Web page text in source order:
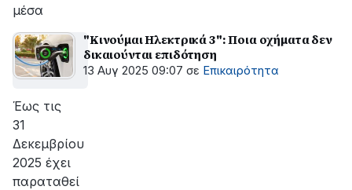
μέσα
"Κινούμαι Ηλεκτρικά 3": Ποια οχήματα δεν
δικαιούνται επιδότηση
13 Αυγ 2025 09:07 σε Επικαιρότητα
Έως τις
31
Δεκεμβρίου
2025 έχει
παραταθεί